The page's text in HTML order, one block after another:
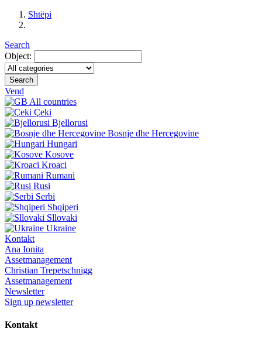
Shtëpi
Search
Object:
Search
Vend
All countries
Çeki
Bjellorusi
Bosnje dhe Hercegovine
Hungari
Kosove
Kroaci
Rumani
Rusi
Serbi
Shqiperi
Sllovaki
Ukraine
Kontakt
Ana Ionita
Assetmanagement
Christian Trepetschnigg
Assetmanagement
Newsletter
Sign up newsletter
Kontakt